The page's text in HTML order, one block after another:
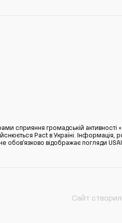
сприяння громадській активності
Pact в Україні. Інформація,
обов’язково відображає погляди
Сайт